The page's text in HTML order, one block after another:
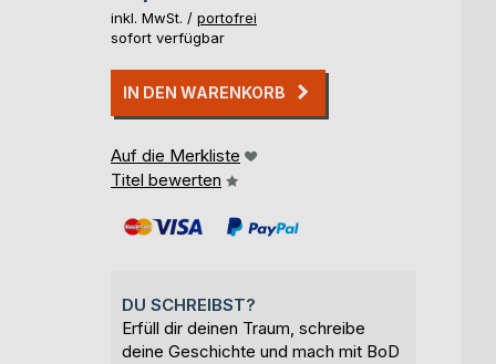
inkl. MwSt. / portofrei
sofort verfügbar
IN DEN WARENKORB
Auf die Merkliste
Titel bewerten
DU SCHREIBST?
Erfüll dir deinen Traum, schreibe
deine Geschichte und mach mit BoD